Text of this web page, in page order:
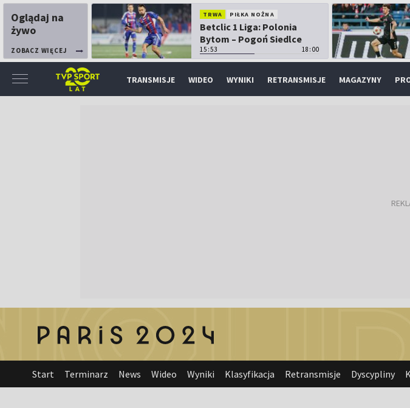
Oglądaj na
żywo
ZOBACZ WIĘCEJ
TRWA PIŁKA NOŻNA
Betclic 1 Liga: Polonia
Bytom – Pogoń Siedlce
15:53 18:00
TRANSMISJE WIDEO WYNIKI RETRANSMISJE MAGAZYNY
Start Terminarz News Wideo Wyniki Klasyfikacja Retransmisje Dyscypliny